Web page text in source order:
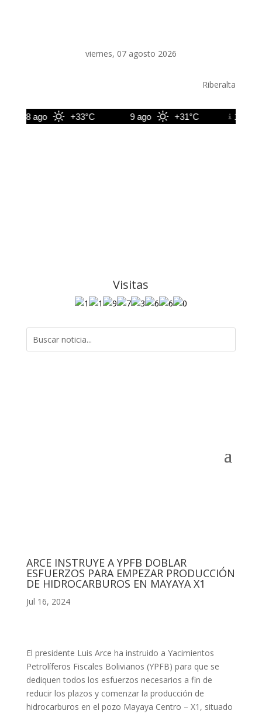
viernes, 07 agosto 2026
Riberalta
8 ago +33°C 9 ago +31°C 10 ago
Visitas
ARCE INSTRUYE A YPFB DOBLAR
ESFUERZOS PARA EMPEZAR PRODUCCIÓN
DE HIDROCARBUROS EN MAYAYA X1
Jul 16, 2024
El presidente Luis Arce ha instruido a Yacimientos
Petrolíferos Fiscales Bolivianos (YPFB) para que se
dediquen todos los esfuerzos necesarios a fin de
reducir los plazos y comenzar la producción de
hidrocarburos en el pozo Mayaya Centro – X1, situado